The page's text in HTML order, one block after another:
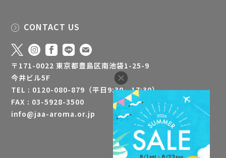
CONTACT US
〒171-0022 東京都豊島区南池袋1-25-9
今井ビル5F
TEL : 0120-080-879（平日9:30 - 17:30）
FAX : 03-5928-3500
info@jaa-aroma.or.jp